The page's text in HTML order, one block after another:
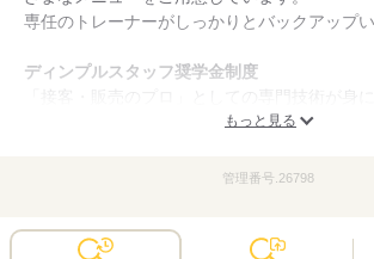
専任のトレーナーがしっかりとバックアップい
ディンプルスタッフ奨学金制度
「接客・販売のプロ」としての専門技術が身
協会が認定する百貨店業界共通の販売資格制
の一部を補助します。※ディンプルでご勤務
講義とロールプレイングの実践型研修
もっと見る
管理番号.26798